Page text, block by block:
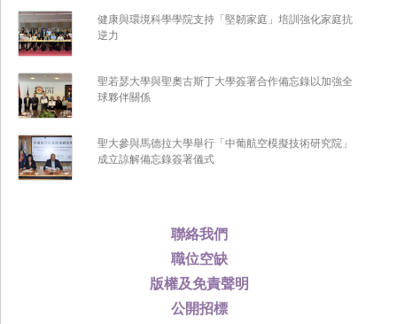
聯絡我們
職位空缺
版權及免責聲明
公開招標
健康與環境科學學院支持「堅韌家庭」培訓強化家庭抗
逆力
聖若瑟大學與聖奧古斯丁大學簽署合作備忘錄以加強全
球夥伴關係
聖大參與馬德拉大學舉行「中葡航空模擬技術研究院」
成立諒解備忘錄簽署儀式